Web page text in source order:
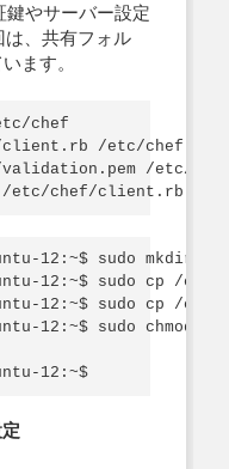
鍵やサーバー設定
、共有フォル
ます。
chef
client.rb /etc/chef
/etc/
12:~$ sudo mkdir -
12:~$ sudo cp /
12:~$ sudo cp /
12:~$ sudo